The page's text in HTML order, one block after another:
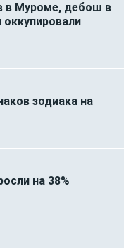
в Муроме, дебош в
зодиака на
на 38%